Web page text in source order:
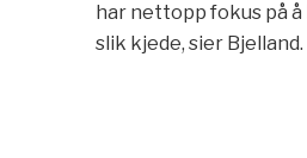
har nettopp fokus på å
slik kjede, sier Bjelland.